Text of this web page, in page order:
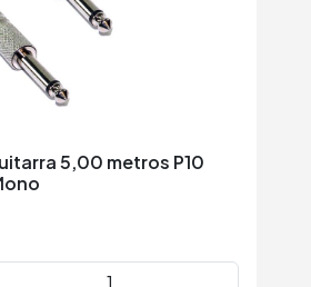
5,00 metros P10